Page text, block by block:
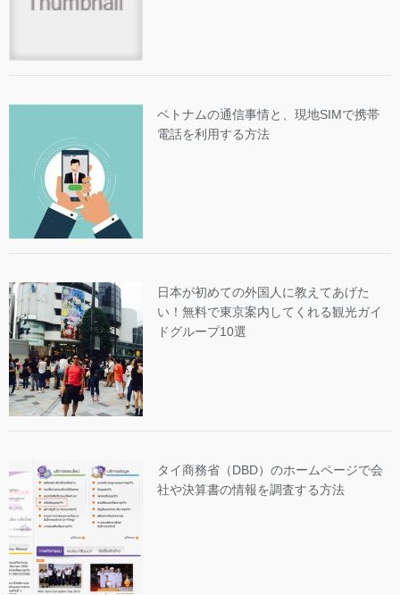
ベトナムの通信事情と、現地SIMで携帯
電話を利用する方法
日本が初めての外国人に教えてあげた
い！無料で東京案内してくれる観光ガイ
ドグループ10選
タイ商務省（DBD）のホームページで会
社や決算書の情報を調査する方法